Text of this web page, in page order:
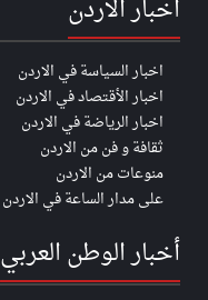
اخبار الاردن
اخبار السياسة في الاردن
اخبار الأقتصاد في الاردن
اخبار الرياضة في الاردن
ثقافة و فن من الاردن
منوعات من الاردن
على مدار الساعة في الاردن
أخبار الوطن العربي